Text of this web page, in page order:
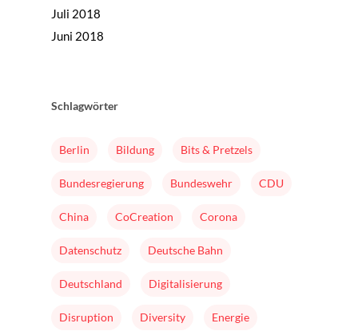
Juli 2018
Juni 2018
Schlagwörter
Berlin Bildung Bits & Pretzels
Bundesregierung Bundeswehr CDU
China CoCreation Corona
Datenschutz Deutsche Bahn
Deutschland Digitalisierung
Disruption Diversity Energie
Mission & Initiator
Folgen
Changeriders
Formate
Nominieren
Team